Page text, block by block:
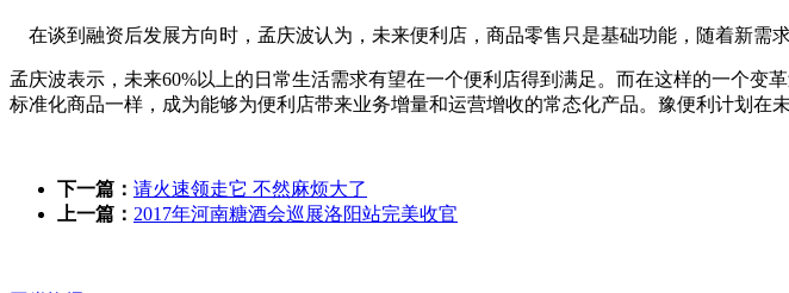
在谈到融资后发展方向时，孟庆波认为，未来便利店，商品零售只是基础功能，随着新需
孟庆波表示，未来60%以上的日常生活需求有望在一个便利店得到满足。而在这样的一个变
标准化商品一样，成为能够为便利店带来业务增量和运营增收的常态化产品。豫便利计划在
下一篇： 请火速领走它 不然麻烦大了
上一篇： 2017年河南糖酒会巡展洛阳站完美收官